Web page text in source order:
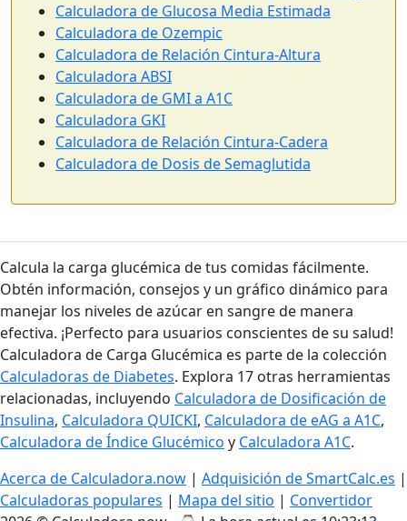
Calculadora de Glucosa Media Estimada
Calculadora de Ozempic
Calculadora de Relación Cintura-Altura
Calculadora ABSI
Calculadora de GMI a A1C
Calculadora GKI
Calculadora de Relación Cintura-Cadera
Calculadora de Dosis de Semaglutida
Calcula la carga glucémica de tus comidas fácilmente.
Obtén información, consejos y un gráfico dinámico para
manejar los niveles de azúcar en sangre de manera
efectiva. ¡Perfecto para usuarios conscientes de su salud!
Calculadora de Carga Glucémica es parte de la colección
Calculadoras de Diabetes. Explora 17 otras herramientas
relacionadas, incluyendo Calculadora de Dosificación de
Insulina, Calculadora QUICKI, Calculadora de eAG a A1C,
Calculadora de Índice Glucémico y Calculadora A1C.
Acerca de Calculadora.now | Adquisición de SmartCalc.es |
Calculadoras populares | Mapa del sitio | Convertidor